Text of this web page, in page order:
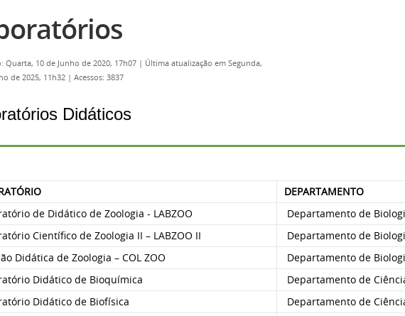
Quarta, 10 de Junho de 2020, 17h07 | Última atualização em Segunda,
de 2025, 11h32 | Acessos: 3837
Didáticos
DEPARTAMENTO
de Didático de Zoologia - LABZOO
Departamento de
Científico de Zoologia II – LABZOO II
Departamento de
Didática de Zoologia – COL ZOO
Departamento de
Didático de Bioquímica
Departamento de
Didático de Biofísica
Departamento de